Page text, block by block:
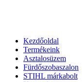
Kezdőoldal
Termékeink
Asztalosüzem
Fürdőszobaszalon
STIHL márkabolt